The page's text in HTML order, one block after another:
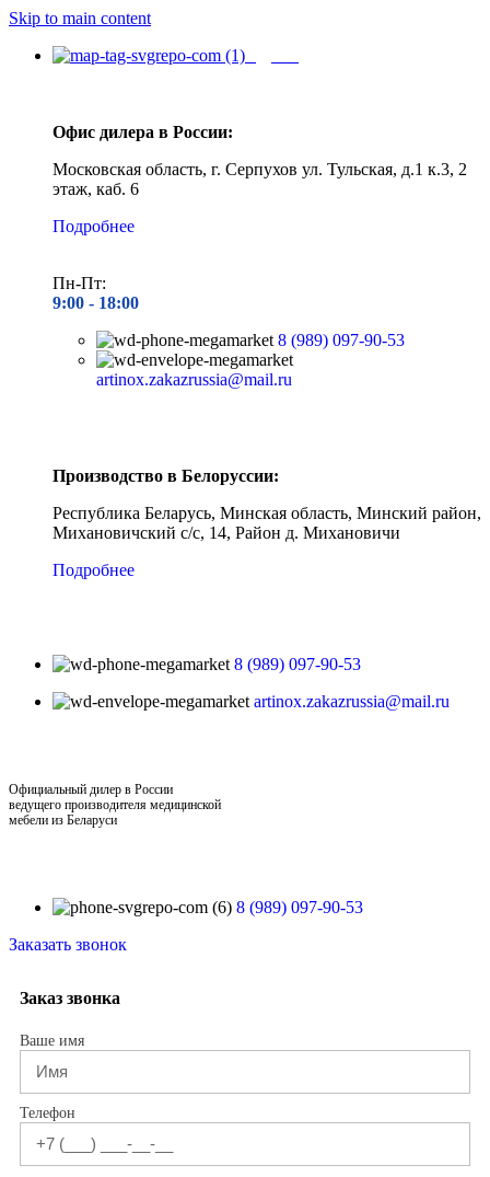
Skip to main content
Офис дилера в России:
Московская область, г. Серпухов ул. Тульская, д.1 к.3, 2
этаж, каб. 6
Подробнее
Пн-Пт:
9:00 - 18:00
8 (989) 097-90-53
artinox.zakazrussia@mail.ru
Производство в Белоруссии:
Республика Беларусь, Минская область, Минский район,
Михановичский с/с, 14, Район д. Михановичи
Подробнее
8 (989) 097-90-53
artinox.zakazrussia@mail.ru
Официальный дилер в России
ведущего производителя медицинской
мебели из Беларуси
8 (989) 097-90-53
Заказать звонок
Заказ звонка
Ваше имя
Телефон